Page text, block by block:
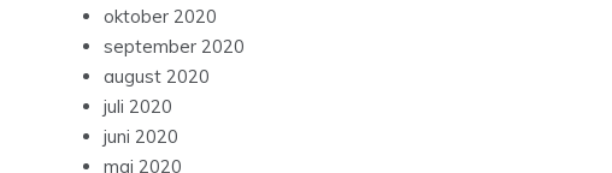
oktober 2020
september 2020
august 2020
juli 2020
juni 2020
maj 2020